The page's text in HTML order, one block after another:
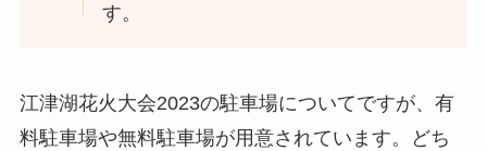
す。
江津湖花火大会2023の駐車場についてですが、有
料駐車場や無料駐車場が用意されています。どち